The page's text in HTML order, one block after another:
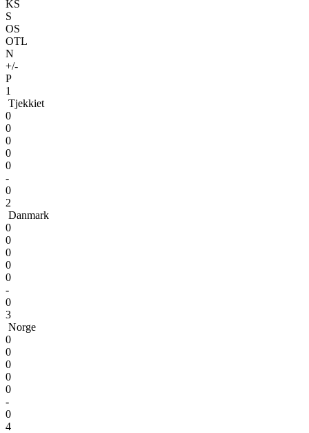
KS
S
OS
OTL
N
+/-
P
1
Tjekkiet
0
0
0
0
0
-
0
2
Danmark
0
0
0
0
0
-
0
3
Norge
0
0
0
0
0
-
0
4